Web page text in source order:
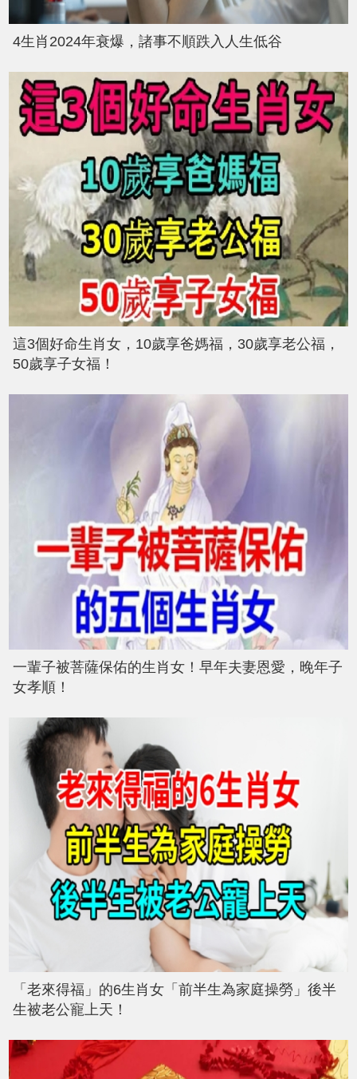
4生肖2024年衰爆，諸事不順跌入人生低谷
這3個好命生肖女，10歲享爸媽福，30歲享老公福，
50歲享子女福！
一輩子被菩薩保佑的生肖女！早年夫妻恩愛，晚年子
女孝順！
「老來得福」的6生肖女「前半生為家庭操勞」後半
生被老公寵上天！